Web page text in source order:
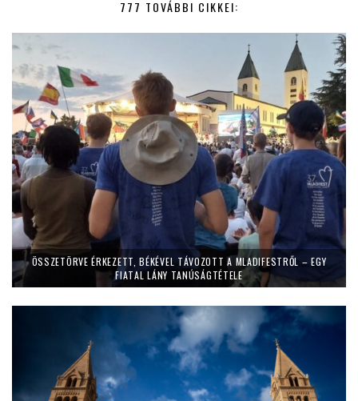
777 TOVÁBBI CIKKEI:
ÖSSZETÖRVE ÉRKEZETT, BÉKÉVEL TÁVOZOTT A MLADIFESTRŐL – EGY
FIATAL LÁNY TANÚSÁGTÉTELE